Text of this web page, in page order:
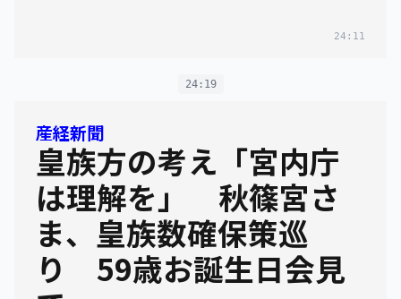
24:11
24:19
産経新聞
皇族方の考え「宮内庁
は理解を」 秋篠宮さ
ま、皇族数確保策巡
り 59歳お誕生日会見